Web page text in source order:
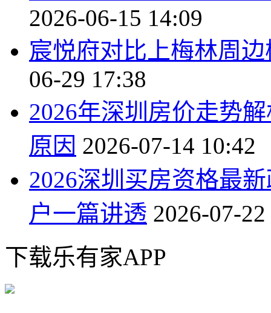
2026-06-15 14:09
宸悦府对比上梅林周
06-29 17:38
2026年深圳房价走势
原因 2026-07-14 10:42
2026深圳买房资格最
户一篇讲透 2026-07-
下载乐有家APP